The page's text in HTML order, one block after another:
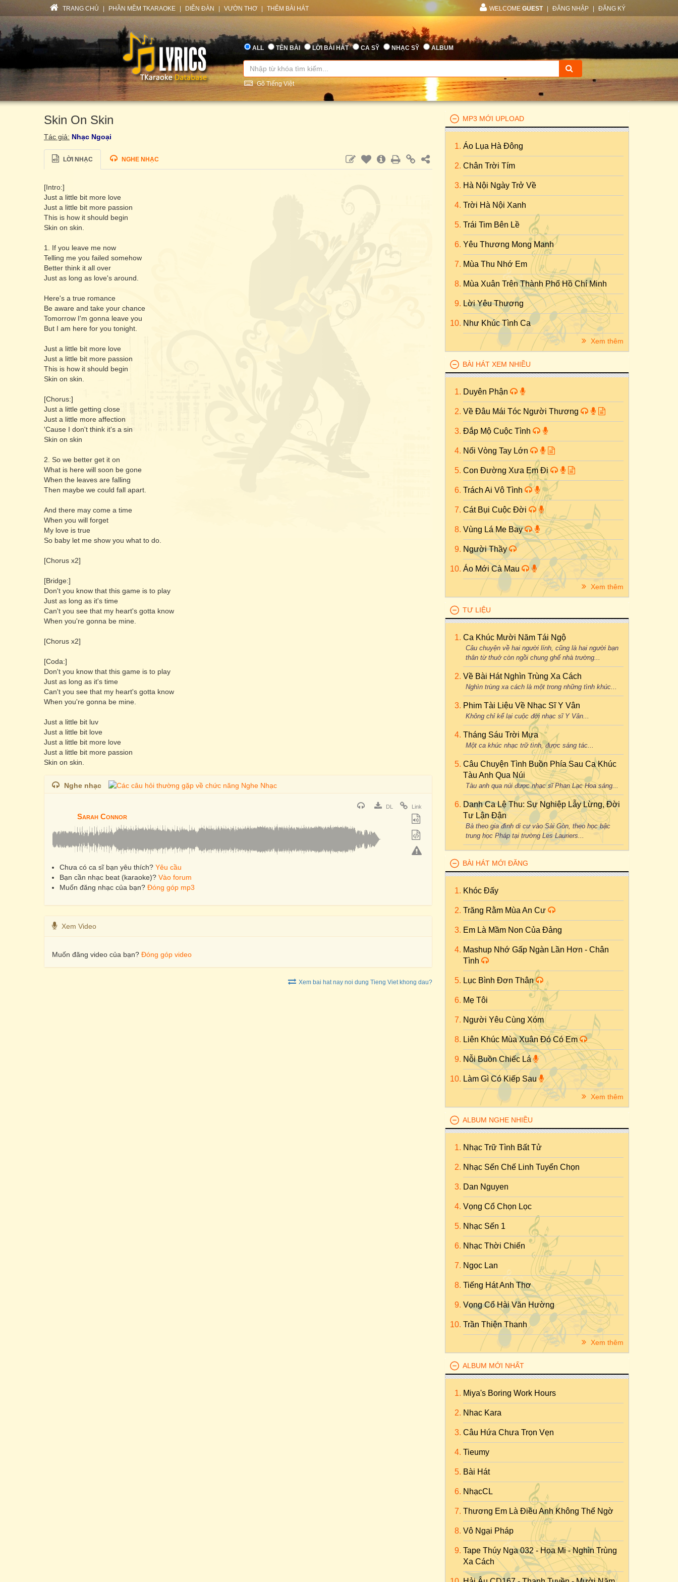
TRANG CHỦ PHẦN MỀM TKARAOKE DIỄN ĐÀN VƯỜN THƠ THÊM BÀI HÁT WELCOME GUEST ĐĂNG NHẬP ĐĂNG KÝ
ALL TÊN BÀI LỜI BÀI HÁT CA SỸ NHẠC SỸ ALBUM
Gõ Tiếng Việt
Skin On Skin
Tác giả: Nhạc Ngoại
LỜI NHẠC NGHE NHẠC
[Intro:]
Just a little bit more love
Just a little bit more passion
This is how it should begin
Skin on skin.
1. If you leave me now
Telling me you failed somehow
Better think it all over
Just as long as love's around.
Here's a true romance
Be aware and take your chance
Tomorrow I'm gonna leave you
But I am here for you tonight.
Just a little bit more love
Just a little bit more passion
This is how it should begin
Skin on skin.
[Chorus:]
Just a little getting close
Just a little more affection
'Cause I don't think it's a sin
Skin on skin
2. So we better get it on
What is here will soon be gone
When the leaves are falling
Then maybe we could fall apart.
And there may come a time
When you will forget
My love is true
So baby let me show you what to do.
[Chorus x2]
[Bridge:]
Don't you know that this game is to play
Just as long as it's time
Can't you see that my heart's gotta know
When you're gonna be mine.
[Chorus x2]
[Coda:]
Don't you know that this game is to play
Just as long as it's time
Can't you see that my heart's gotta know
When you're gonna be mine.
Just a little bit luv
Just a little bit love
Just a little bit more love
Just a little bit more passion
Skin on skin.
Nghe nhạc
DL Link
Sarah Connor
Chưa có ca sĩ bạn yêu thích? Yêu cầu
Bạn cần nhạc beat (karaoke)? Vào forum
Muốn đăng nhạc của bạn? Đóng góp mp3
Xem Video
Muốn đăng video của bạn? Đóng góp video
Xem bai hat nay noi dung Tieng Viet khong dau?
MP3 MỚI UPLOAD
Áo Lụa Hà Đông
Chân Trời Tím
Hà Nội Ngày Trở Về
Trời Hà Nội Xanh
Trái Tim Bên Lề
Yêu Thương Mong Manh
Mùa Thu Nhớ Em
Mùa Xuân Trên Thành Phố Hồ Chí Minh
Lời Yêu Thương
Như Khúc Tình Ca
Xem thêm
BÀI HÁT XEM NHIỀU
Duyên Phận
Về Đâu Mái Tóc Người Thương
Đắp Mộ Cuộc Tình
Nối Vòng Tay Lớn
Con Đường Xưa Em Đi
Trách Ai Vô Tình
Cát Bụi Cuộc Đời
Vùng Lá Me Bay
Người Thầy
Áo Mới Cà Mau
Xem thêm
TƯ LIỆU
Ca Khúc Mười Năm Tái Ngộ
Câu chuyện về hai người lính, cũng là hai người bạn
thân từ thuở còn ngồi chung ghế nhà trường...
Về Bài Hát Nghìn Trùng Xa Cách
Nghìn trùng xa cách là một trong những tình khúc...
Phim Tài Liệu Về Nhạc Sĩ Y Vân
Không chỉ kể lại cuộc đời nhạc sĩ Y Vân...
Tháng Sáu Trời Mưa
Một ca khúc nhạc trữ tình, được sáng tác...
Câu Chuyện Tình Buồn Phía Sau Ca Khúc
Tàu Anh Qua Núi
Tàu anh qua núi được nhạc sĩ Phan Lạc Hoa sáng...
Danh Ca Lệ Thu: Sự Nghiệp Lẫy Lừng, Đời
Tư Lận Đận
Bà theo gia đình di cư vào Sài Gòn, theo học bậc
trung học Pháp tại trường Les Lauriers...
BÀI HÁT MỚI ĐĂNG
Khóc Đấy
Trăng Rằm Mùa An Cư
Em Là Mầm Non Của Đảng
Mashup Nhớ Gấp Ngàn Lần Hơn - Chân
Tình
Lục Bình Đơn Thân
Mẹ Tôi
Người Yêu Cùng Xóm
Liên Khúc Mùa Xuân Đó Có Em
Nỗi Buồn Chiếc Lá
Làm Gì Có Kiếp Sau
Xem thêm
ALBUM NGHE NHIỀU
Nhạc Trữ Tình Bất Tử
Nhạc Sến Chế Linh Tuyển Chọn
Dan Nguyen
Vọng Cổ Chọn Lọc
Nhạc Sến 1
Nhạc Thời Chiến
Ngọc Lan
Tiếng Hát Anh Thơ
Vọng Cổ Hài Văn Hường
Trần Thiện Thanh
Xem thêm
ALBUM MỚI NHẤT
Miya's Boring Work Hours
Nhac Kara
Câu Hứa Chưa Trọn Vẹn
Tieumy
Bài Hát
NhạcCL
Thương Em Là Điều Anh Không Thể Ngờ
Vô Ngại Pháp
Tape Thúy Nga 032 - Họa Mi - Nghìn Trùng
Xa Cách